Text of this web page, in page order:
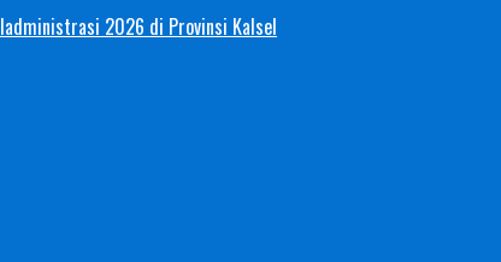
2026 di Provinsi Kalsel